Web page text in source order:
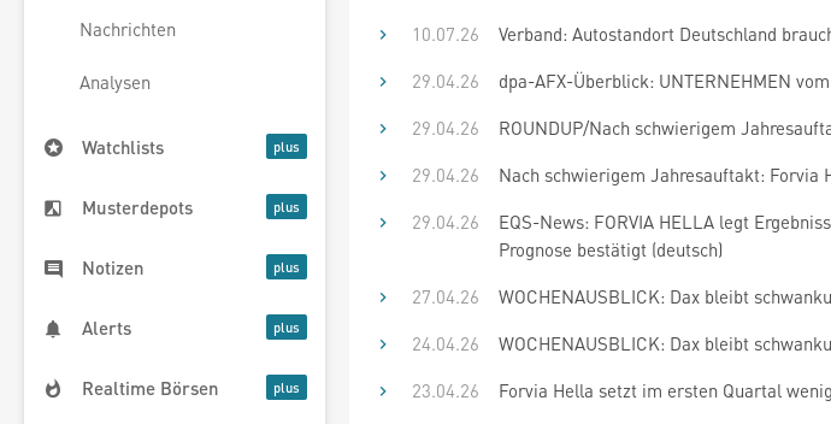
Nachrichten
Analysen
Watchlists
Musterdepots
Notizen
Alerts
Realtime Börsen
10.07.26
Verband: Autostandort Deutschland
29.04.26
dpa-AFX-Überblick: UNTERNEHMEN
29.04.26
ROUNDUP/Nach schwierigem
29.04.26
Nach schwierigem Jahresauftakt: Forvia
29.04.26
EQS-News: FORVIA HELLA legt
Prognose bestätigt (deutsch)
27.04.26
WOCHENAUSBLICK: Dax bleibt
24.04.26
WOCHENAUSBLICK: Dax bleibt
23.04.26
Forvia Hella setzt im ersten Quartal